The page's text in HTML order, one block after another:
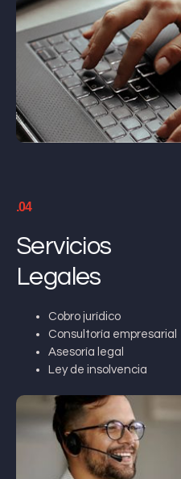
.04
Servicios
Legales
Cobro jurídico
Consultoría empresarial
Asesoría legal
Ley de insolvencia